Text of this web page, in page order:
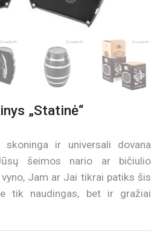
„Statinė“
skoninga ir universali dovana
šeimos nario ar bičiulio
Jam ar Jai tikrai patiks šis
tik naudingas, bet ir gražiai